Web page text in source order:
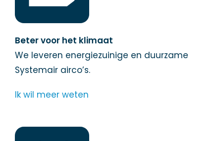
Beter voor het klimaat
We leveren energiezuinige en duurzame
Systemair airco’s.
Ik wil meer weten